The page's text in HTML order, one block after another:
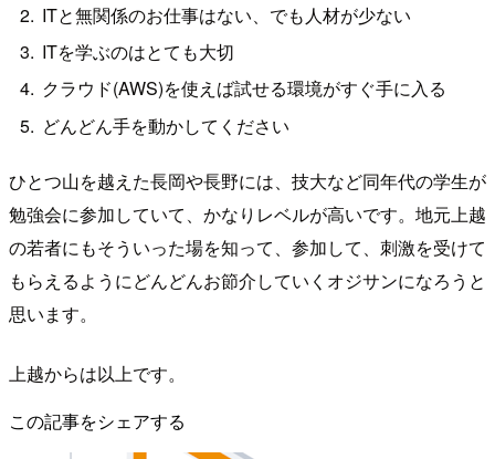
ITと無関係のお仕事はない、でも人材が少ない
ITを学ぶのはとても大切
クラウド(AWS)を使えば試せる環境がすぐ手に入る
どんどん手を動かしてください
ひとつ山を越えた長岡や長野には、技大など同年代の学生が
勉強会に参加していて、かなりレベルが高いです。地元上越
の若者にもそういった場を知って、参加して、刺激を受けて
もらえるようにどんどんお節介していくオジサンになろうと
思います。
上越からは以上です。
この記事をシェアする